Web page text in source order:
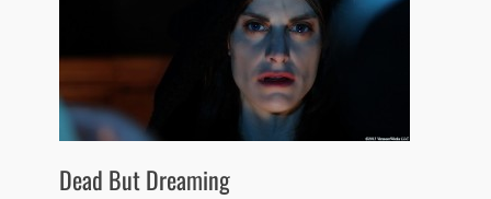
Dead But Dreaming